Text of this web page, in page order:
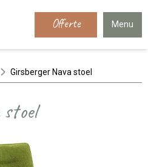
Offerte Menu
Girsberger Nava stoel